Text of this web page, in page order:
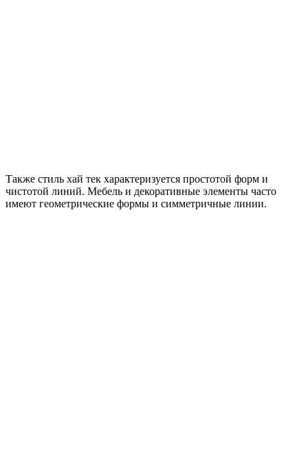
Также стиль хай тек характеризуется простотой форм и
чистотой линий. Мебель и декоративные элементы часто
имеют геометрические формы и симметричные линии.